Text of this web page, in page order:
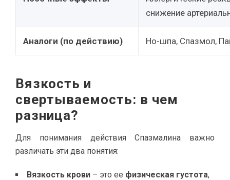
снижение
Аналоги (по действию) Но-шпа, Спазмол,
Вязкость и
свертываемость: в чем
разница?
Для понимания действия Спазмалина важно
различать эти два понятия:
Вязкость крови – это ее физическая густота,